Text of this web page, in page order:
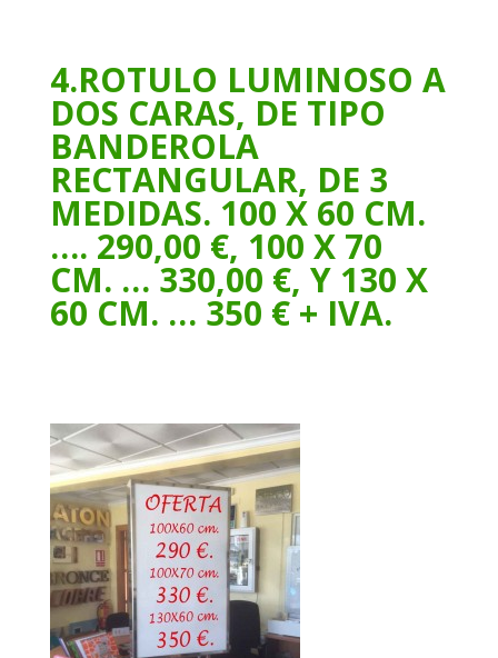
4.ROTULO LUMINOSO A
DOS CARAS, DE TIPO
BANDEROLA
RECTANGULAR, DE 3
MEDIDAS. 100 X 60 CM.
…. 290,00 €, 100 X 70
CM. … 330,00 €, Y 130 X
60 CM. … 350 € + IVA.